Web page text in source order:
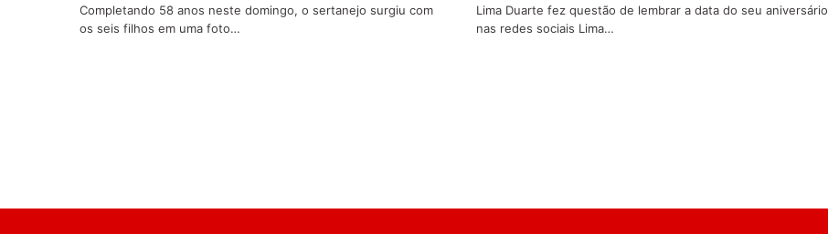
Completando 58 anos neste domingo, o sertanejo surgiu com
os seis filhos em uma foto…
Lima Duarte fez questão de lembrar a data do seu aniversário
nas redes sociais Lima…